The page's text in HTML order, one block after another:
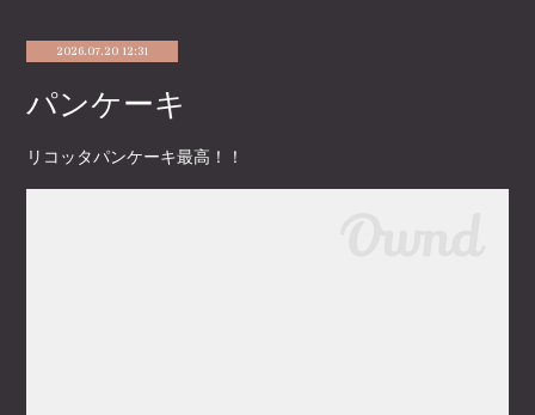
2026.07.20 12:31
パンケーキ
リコッタパンケーキ最高！！